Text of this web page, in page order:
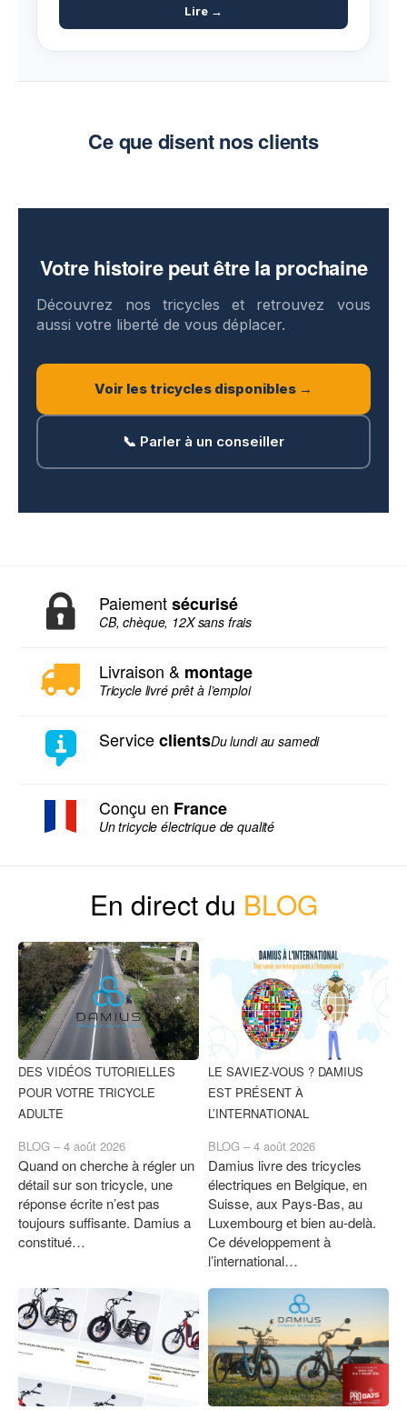
Lire →
Ce que disent nos clients
Votre histoire peut être la prochaine
Découvrez nos tricycles et retrouvez vous
aussi votre liberté de vous déplacer.
Voir les tricycles disponibles →
📞 Parler à un conseiller
Paiementsécurisé
CB, chèque, 12X sans frais
Livraison & montage
Tricycle livré prêt à l’emploi
ServiceclientsDu lundi au samedi
Conçu en France
Un tricycle électrique de qualité
En direct du BLOG
DES VIDÉOS TUTORIELLES
POUR VOTRE TRICYCLE
ADULTE
BLOG – 4 août 2026
Quand on cherche à régler un
détail sur son tricycle, une
réponse écrite n’est pas
toujours suffisante. Damius a
constitué…
LE SAVIEZ-VOUS ? DAMIUS
EST PRÉSENT À
L’INTERNATIONAL
BLOG – 4 août 2026
Damius livre des tricycles
électriques en Belgique, en
Suisse, aux Pays-Bas, au
Luxembourg et bien au-delà.
Ce développement à
l’international…